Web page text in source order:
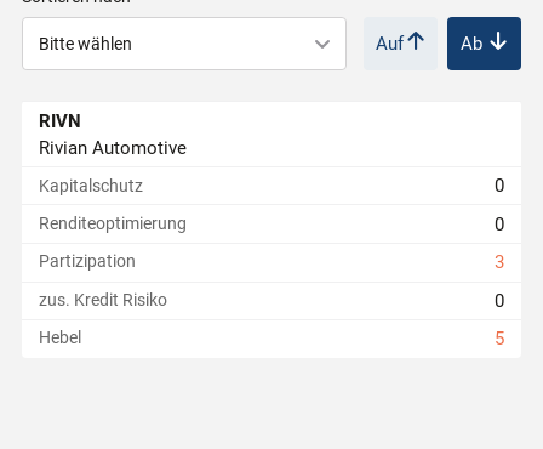
r
e
r
t
Auf Ab
RIVN
Rivian Automotive
Kapitalschutz 0
Renditeoptimierung 0
Partizipation 3
zus. Kredit Risiko 0
Hebel 5